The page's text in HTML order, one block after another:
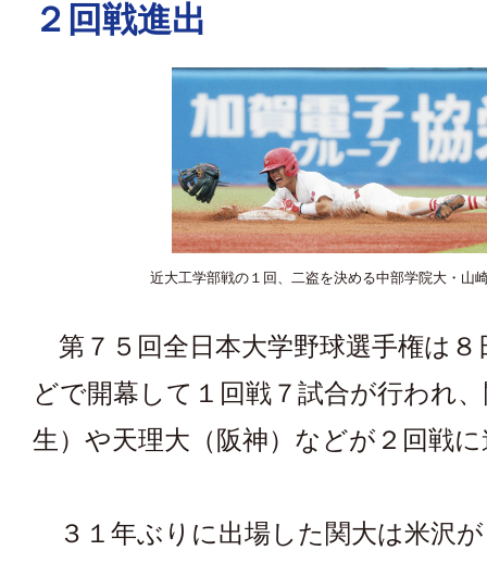
２回戦進出
近大工学部戦の１回、二盗を決める中部学院大・山
第７５回全日本大学野球選手権は８
どで開幕して１回戦７試合が行われ
生）や天理大（阪神）などが２回戦
３１年ぶりに出場した関大は米沢